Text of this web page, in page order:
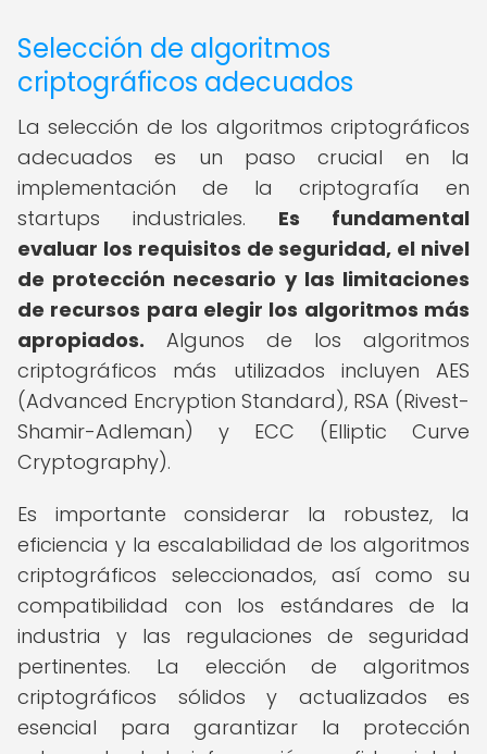
Selección de algoritmos
criptográficos adecuados
La selección de los algoritmos criptográficos
adecuados es un paso crucial en la
implementación de la criptografía en
startups industriales. Es fundamental
evaluar los requisitos de seguridad, el nivel
de protección necesario y las limitaciones
de recursos para elegir los algoritmos más
apropiados. Algunos de los algoritmos
criptográficos más utilizados incluyen AES
(Advanced Encryption Standard), RSA (Rivest-
Shamir-Adleman) y ECC (Elliptic Curve
Cryptography).
Es importante considerar la robustez, la
eficiencia y la escalabilidad de los algoritmos
criptográficos seleccionados, así como su
compatibilidad con los estándares de la
industria y las regulaciones de seguridad
pertinentes. La elección de algoritmos
criptográficos sólidos y actualizados es
esencial para garantizar la protección